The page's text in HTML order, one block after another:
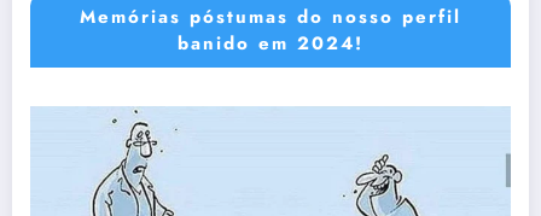
Memórias póstumas do nosso perfil
banido em 2024!